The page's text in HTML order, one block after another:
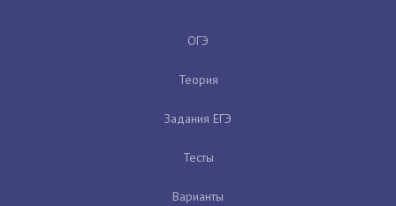
ОГЭ
Теория
Задания ЕГЭ
Тесты
Варианты